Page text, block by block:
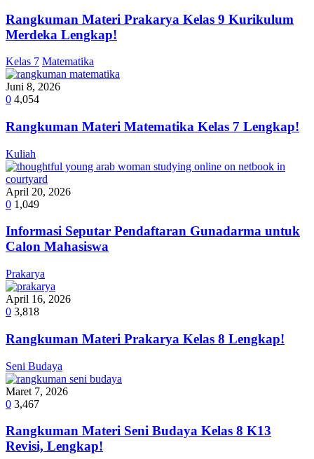
Rangkuman Materi Prakarya Kelas 9 Kurikulum
Merdeka Lengkap!
Kelas 7 Matematika
Juni 8, 2026
0 4,054
Rangkuman Materi Matematika Kelas 7 Lengkap!
Kuliah
April 20, 2026
0 1,049
Informasi Seputar Pendaftaran Gunadarma untuk
Calon Mahasiswa
Prakarya
April 16, 2026
0 3,818
Rangkuman Materi Prakarya Kelas 8 Lengkap!
Seni Budaya
Maret 7, 2026
0 3,467
Rangkuman Materi Seni Budaya Kelas 8 K13
Revisi, Lengkap!